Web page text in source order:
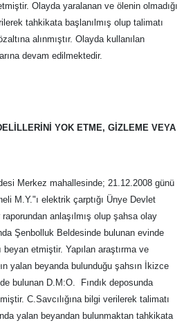
Olayda yaralanan ve ölenin olmadığı
tahkikata başlanılmış olup talimatı
alınmıştır. Olayda kullanılan
devam edilmektedir.
YOK ETME, GİZLEME VEYA
Merkez mahallesinde; 21.12.2008 günü
M.Y."ı elektrik çarptığı Ünye Devlet
anlaşılmış olup şahsa olay
Şenbolluk Beldesinde bulunan evinde
beyan etmiştir. Yapılan araştırma ve
yalan beyanda bulunduğu şahsın İkizce
bulunan D.M:O. Fındık deposunda
C.Savcılığına bilgi verilerek talimatı
yalan beyandan bulunmaktan tahkikata